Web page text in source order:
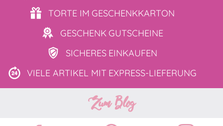
TORTE IM GESCHENKKARTON
GESCHENK GUTSCHEINE
SICHERES EINKAUFEN
VIELE ARTIKEL MIT EXPRESS-LIEFERUNG
Zum Blog